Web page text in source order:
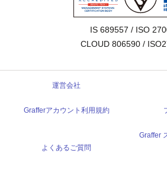
IS 689557 / ISO
CLOUD 806590 /
運営会社
Grafferアカウント利用規約
よくあるご質問
Graffer